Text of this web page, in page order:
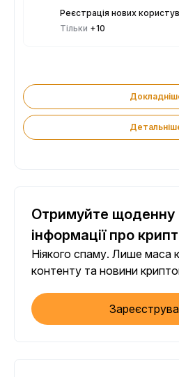
Реєстрація нових
Тільки +10
Отримуйте щоденну
інформації про
Ніякого спаму. Лише маса
контенту та новини